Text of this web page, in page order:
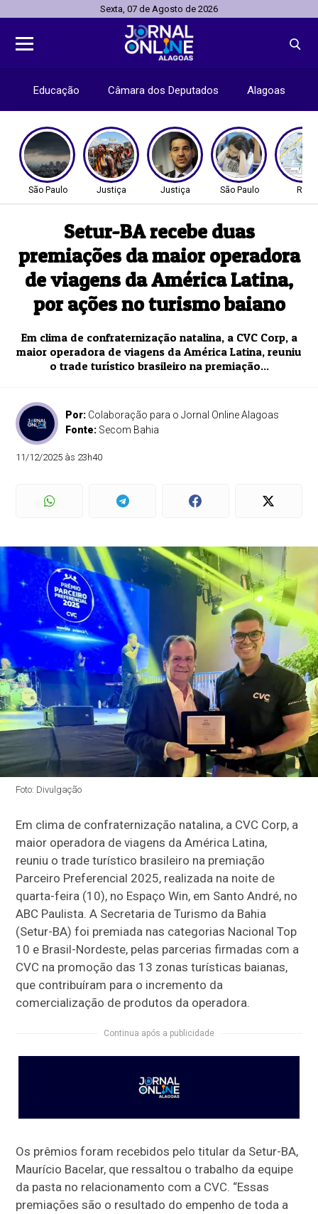
Sexta, 07 de Agosto de 2026
Educação Câmara dos Deputados Alagoas
São Paulo Justiça Justiça São Paulo Rio
Setur-BA recebe duas
premiações da maior operadora
de viagens da América Latina,
por ações no turismo baiano
Em clima de confraternização natalina, a CVC Corp, a
maior operadora de viagens da América Latina, reuniu
o trade turístico brasileiro na premiação...
Por: Colaboração para o Jornal Online Alagoas
Fonte: Secom Bahia
11/12/2025 às 23h40
Foto: Divulgação
Em clima de confraternização natalina, a CVC Corp, a
maior operadora de viagens da América Latina,
reuniu o trade turístico brasileiro na premiação
Parceiro Preferencial 2025, realizada na noite de
quarta-feira (10), no Espaço Win, em Santo André, no
ABC Paulista. A Secretaria de Turismo da Bahia
(Setur-BA) foi premiada nas categorias Nacional Top
10 e Brasil-Nordeste, pelas parcerias firmadas com a
CVC na promoção das 13 zonas turísticas baianas,
que contribuíram para o incremento da
comercialização de produtos da operadora.
Continua após a publicidade
Os prêmios foram recebidos pelo titular da Setur-BA,
Maurício Bacelar, que ressaltou o trabalho da equipe
da pasta no relacionamento com a CVC. “Essas
premiações são o resultado do empenho de toda a